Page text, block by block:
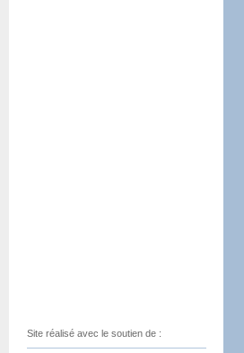
Site réalisé avec le soutien de :